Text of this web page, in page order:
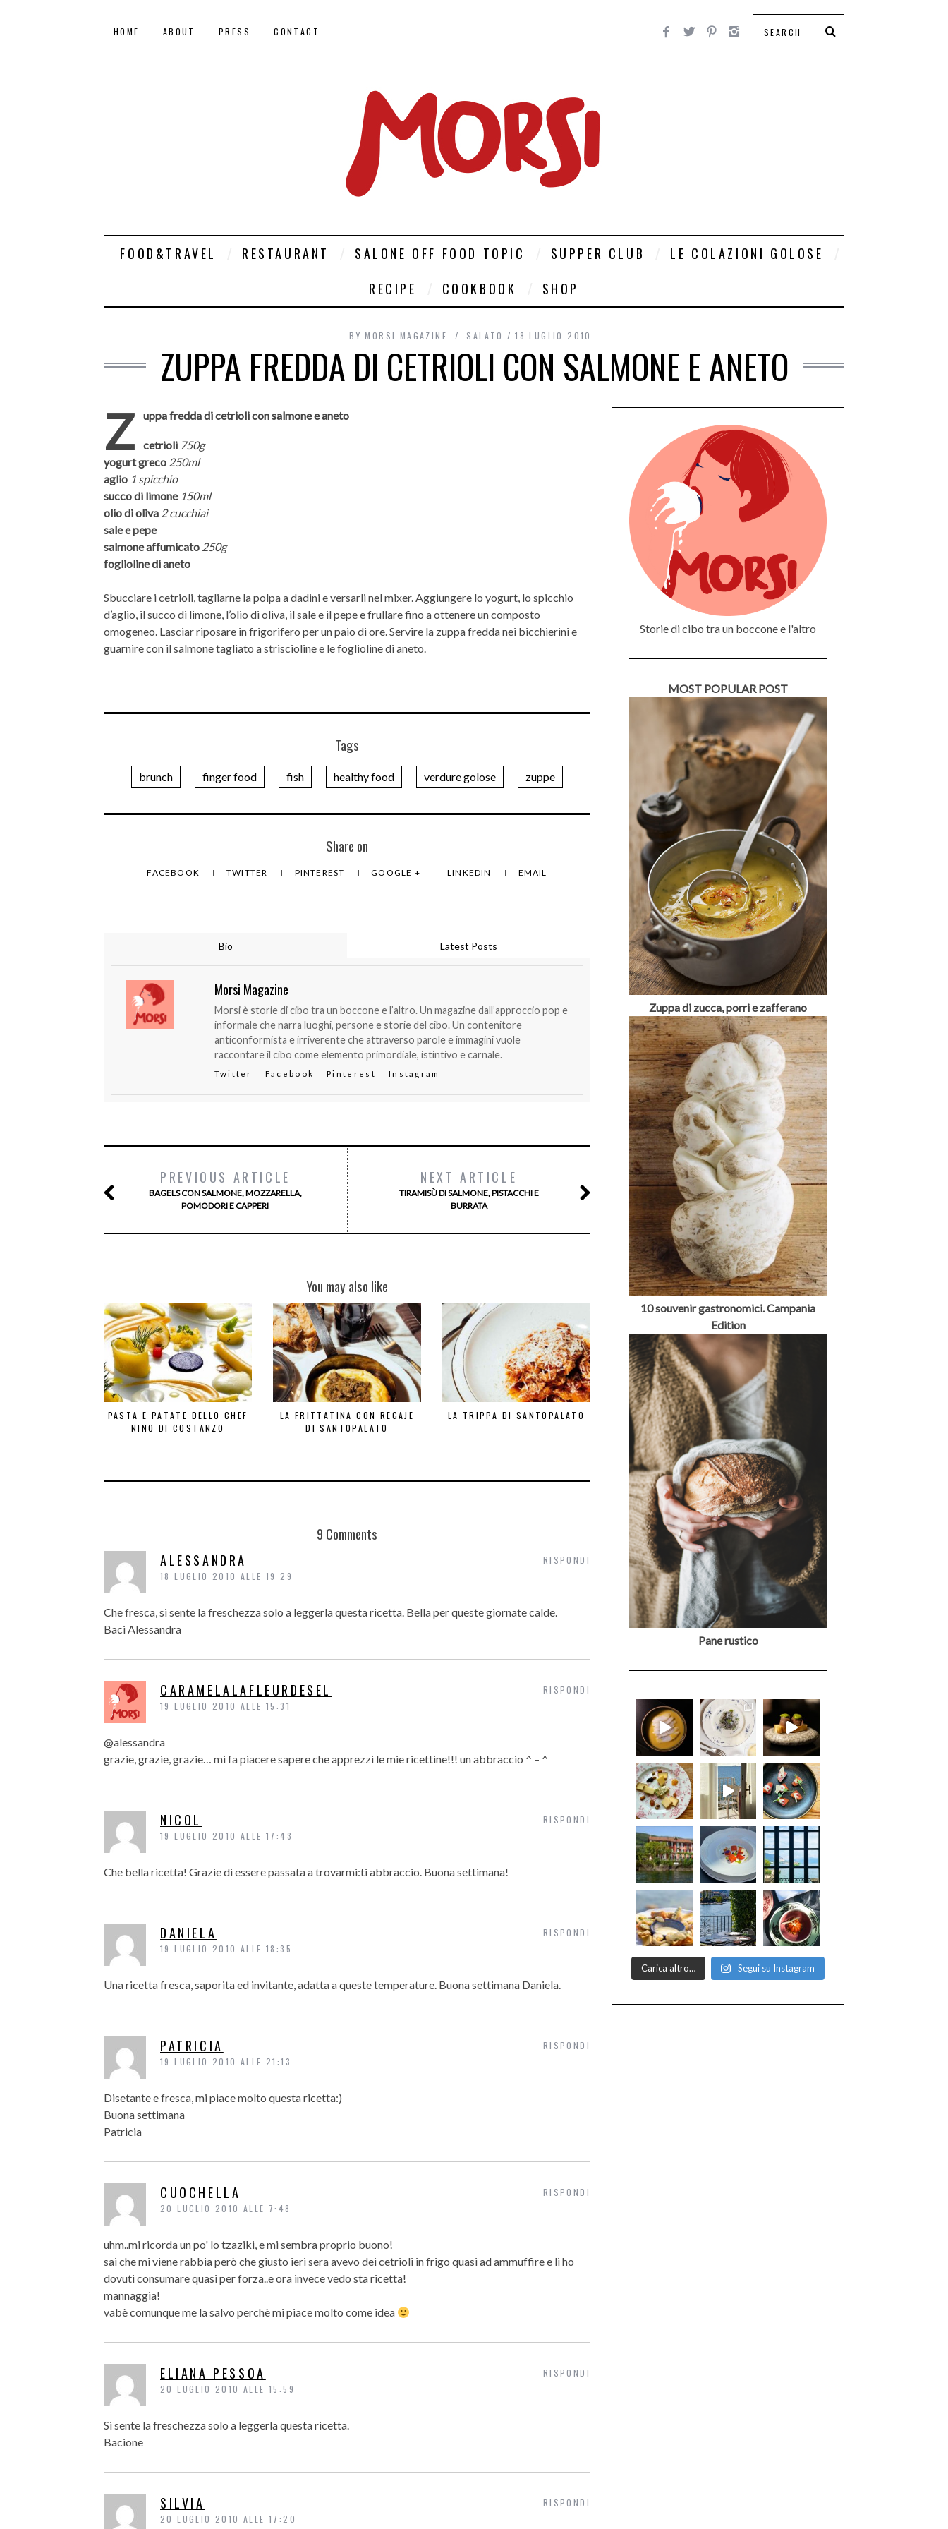
HOME ABOUT PRESS CONTACT
FOOD&TRAVEL RESTAURANT SALONE OFF FOOD TOPIC SUPPER CLUB
LE COLAZIONI GOLOSE
RECIPE
COOKBOOK SHOP
BY MORSI MAGAZINE SALATO 18 LUGLIO 2010
ZUPPA FREDDA DI CETRIOLI CON SALMONE E ANETO
Z uppa fredda di cetrioli con salmone e aneto
cetrioli 750g
yogurt greco 250ml
aglio 1 spicchio
succo di limone 150ml
olio di oliva 2 cucchiai
sale e pepe
salmone affumicato 250g
foglioline di aneto
Sbucciare i cetrioli, tagliarne la polpa a dadini e versarli nel mixer. Aggiungere lo yogurt, lo spicchio
d’aglio, il succo di limone, l’olio di oliva, il sale e il pepe e frullare fino a ottenere un composto
omogeneo. Lasciar riposare in frigorifero per un paio di ore. Servire la zuppa fredda nei bicchierini e
guarnire con il salmone tagliato a striscioline e le foglioline di aneto.
Tags
brunch finger food fish healthy food verdure golose zuppe
Share on
FACEBOOK TWITTER PINTEREST GOOGLE + LINKEDIN EMAIL
Bio Latest Posts
Morsi Magazine
Morsi è storie di cibo tra un boccone e l’altro. Un magazine dall’approccio pop e
informale che narra luoghi, persone e storie del cibo. Un contenitore
anticonformista e irriverente che attraverso parole e immagini vuole
raccontare il cibo come elemento primordiale, istintivo e carnale.
Twitter Facebook Pinterest Instagram
PREVIOUS ARTICLE
BAGELS CON SALMONE, MOZZARELLA,
POMODORI E CAPPERI
NEXT ARTICLE
TIRAMISÙ DI SALMONE, PISTACCHI E
BURRATA
You may also like
PASTA E PATATE DELLO CHEF
NINO DI COSTANZO
LA FRITTATINA CON REGAJE
DI SANTOPALATO
LA TRIPPA DI SANTOPALATO
9 Comments
ALESSANDRA
18 LUGLIO 2010 ALLE 19:29
Che fresca, si sente la freschezza solo a leggerla questa ricetta. Bella per queste giornate calde.
Baci Alessandra
RISPONDI
CARAMELALAFLEURDESEL
19 LUGLIO 2010 ALLE 15:31
@alessandra
grazie, grazie, grazie… mi fa piacere sapere che apprezzi le mie ricettine!!! un abbraccio ^ – ^
RISPONDI
NICOL
19 LUGLIO 2010 ALLE 17:43
Che bella ricetta! Grazie di essere passata a trovarmi:ti abbraccio. Buona settimana!
RISPONDI
DANIELA
19 LUGLIO 2010 ALLE 18:35
Una ricetta fresca, saporita ed invitante, adatta a queste temperature. Buona settimana Daniela.
RISPONDI
PATRICIA
19 LUGLIO 2010 ALLE 21:13
Disetante e fresca, mi piace molto questa ricetta:)
Buona settimana
Patricia
RISPONDI
CUOCHELLA
20 LUGLIO 2010 ALLE 7:48
uhm..mi ricorda un po' lo tzaziki, e mi sembra proprio buono!
sai che mi viene rabbia però che giusto ieri sera avevo dei cetrioli in frigo quasi ad ammuffire e li ho
dovuti consumare quasi per forza..e ora invece vedo sta ricetta!
mannaggia!
vabè comunque me la salvo perchè mi piace molto come idea
RISPONDI
ELIANA PESSOA
20 LUGLIO 2010 ALLE 15:59
Si sente la freschezza solo a leggerla questa ricetta.
Bacione
RISPONDI
SILVIA
20 LUGLIO 2010 ALLE 17:20
RISPONDI
Storie di cibo tra un boccone e l'altro
MOST POPULAR POST
Zuppa di zucca, porri e zafferano
10 souvenir gastronomici. Campania
Edition
Pane rustico
Carica altro… Segui su Instagram